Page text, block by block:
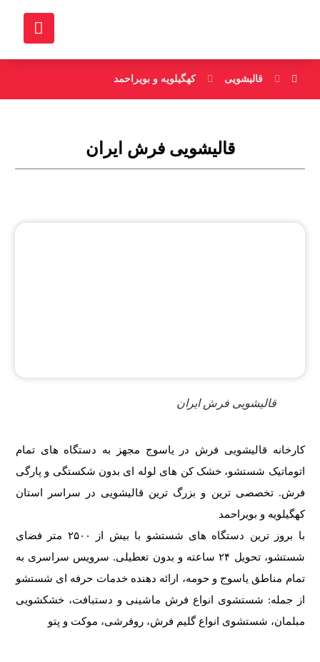
قالیشویی کهگیلویه و بویراحمد
قالیشویی فرش ایران
قالیشویی فرش ایران
کارخانه قالیشویی فرش در یاسوج مجهز به دستگاه های تمام
اتوماتیک شستشو، خشک کن های لوله ای بدون شکستگی و پارگی
فرش. تخصصی ترین و بزرگ ترین قالیشویی در سراسر استان
کهگیلویه و بویراحمد
با بروز ترین دستگاه های شستشو با بیش از ۲۵۰۰ متر فضای
شستشو، تحویل ۲۴ ساعته و بدون تعطیلی. سرویس سراسری به
تمام مناطق یاسوج و حومه، ارائه دهنده خدمات حرفه ای شستشو
از جمله: شستشوی انواع فرش ماشینی و دستبافت، خشکشویی
مبلمان، شستشوی انواع گلیم فرش، روفرشی، موکت و پتو